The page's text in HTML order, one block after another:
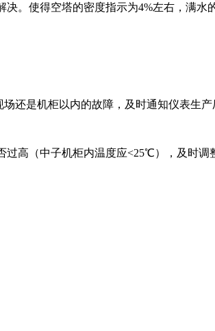
。使得空塔的密度指示为4%左右，满水
还是机柜以内的故障，及时通知仪表生产
高（中子机柜内温度应<25℃），及时